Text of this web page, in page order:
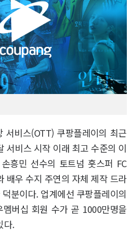
서비스(OTT) 쿠팡플레이의 최근
서비스 시작 이래 최고 수준의 이
흥민 선수의 토트넘 훗스퍼 FC
배우 수지 주연의 자체 제작 드라
분이다. 업계에선 쿠팡플레이의
버십 회원 수가 곧 1000만명을
다.